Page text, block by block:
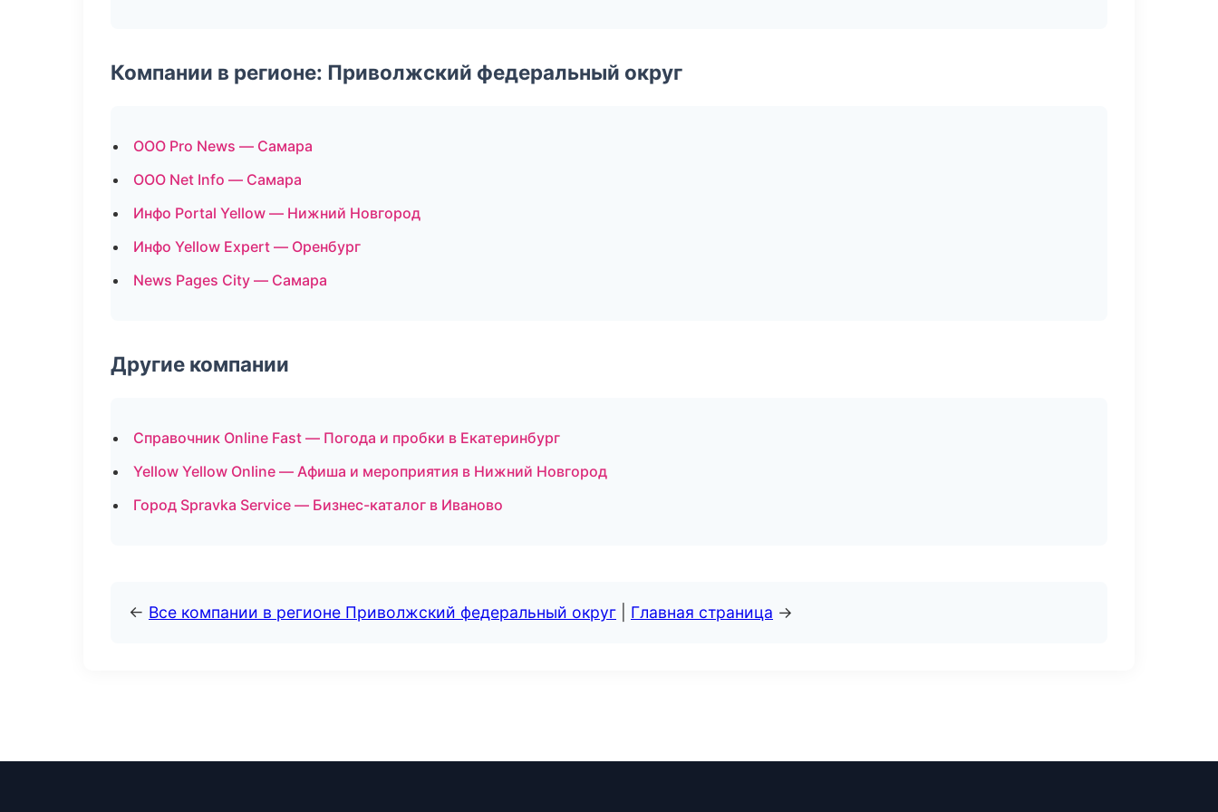
Компании в регионе: Приволжский федеральный округ
ООО Pro News — Самара
ООО Net Info — Самара
Инфо Portal Yellow — Нижний Новгород
Инфо Yellow Expert — Оренбург
News Pages City — Самара
Другие компании
Справочник Online Fast — Погода и пробки в Екатеринбург
Yellow Yellow Online — Афиша и мероприятия в Нижний Новгород
Город Spravka Service — Бизнес-каталог в Иваново
← Все компании в регионе Приволжский федеральный округ Главная страница →